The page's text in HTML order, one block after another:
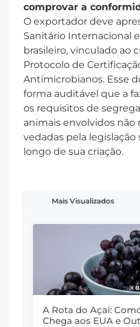
comprovar a
O exportador deve
Sanitário Internacional
brasileiro, vinculado ao
Protocolo de
Antimicrobianos. Esse
forma auditável que a
os requisitos de
animais envolvidos não
vedadas pela
longo de sua criação.
Mais Visualizados
A Rota do Açaí:
Chega aos EUA e